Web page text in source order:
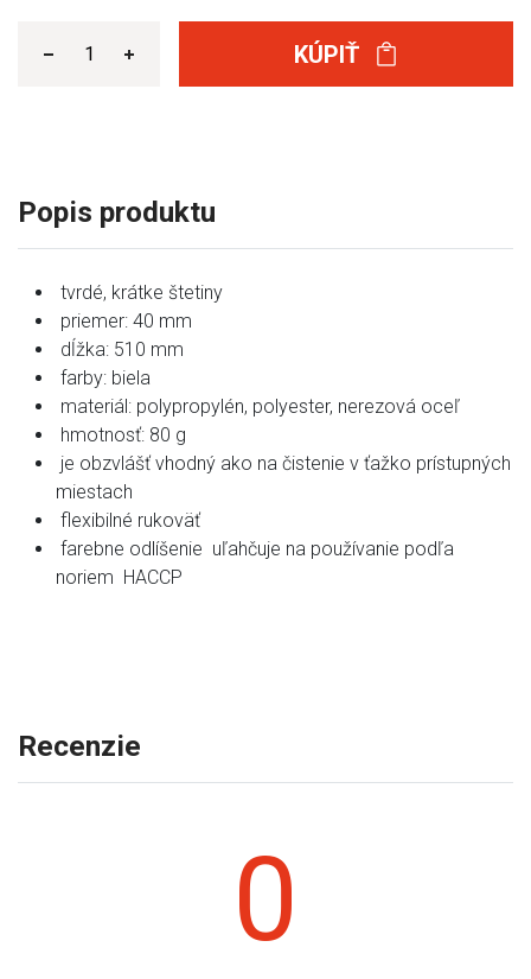
KÚPIŤ
Popis produktu
tvrdé, krátke štetiny
priemer: 40 mm
dĺžka: 510 mm
farby: biela
materiál: polypropylén, polyester, nerezová oceľ
hmotnosť: 80 g
je obzvlášť vhodný ako na čistenie v ťažko prístupných
miestach
flexibilné rukoväť
farebne odlíšenie uľahčuje na používanie podľa
noriem HACCP
Recenzie
0